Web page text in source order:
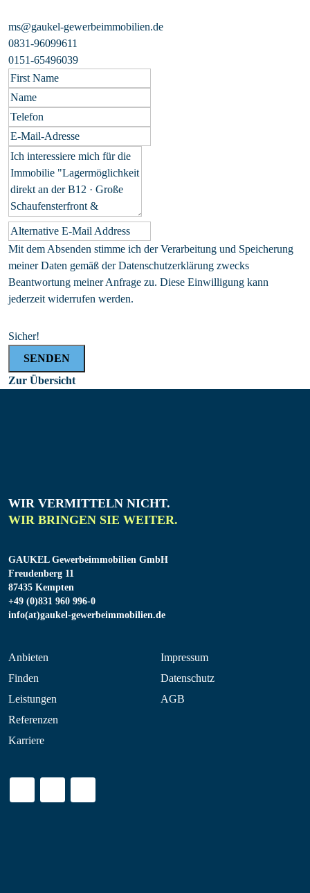
ms@gaukel-gewerbeimmobilien.de
0831-96099611
0151-65496039
Mit dem Absenden stimme ich der Verarbeitung und Speicherung
meiner Daten gemäß derDatenschutzerklärung zwecks
Beantwortung meiner Anfrage zu. Diese Einwilligung kann
jederzeit widerrufen werden.
Sicher!
SENDEN
Zur Übersicht
WIR VERMITTELN NICHT.
WIR BRINGEN SIE WEITER.
GAUKEL Gewerbeimmobilien GmbH
Freudenberg 11
87435 Kempten
+49 (0)831 960 996-0
info(at)gaukel-gewerbeimmobilien.de
Anbieten
Finden
Leistungen
Referenzen
Karriere
Impressum
Datenschutz
AGB